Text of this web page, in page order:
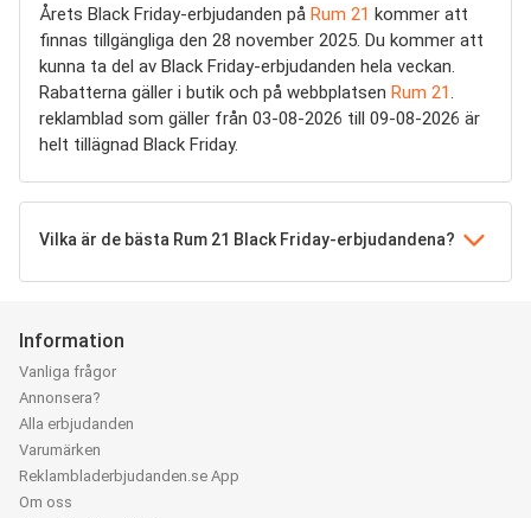
Årets Black Friday-erbjudanden på Rum 21 kommer att
finnas tillgängliga den 28 november 2025. Du kommer att
kunna ta del av Black Friday-erbjudanden hela veckan.
Rabatterna gäller i butik och på webbplatsen Rum 21.
reklamblad som gäller från 03-08-2026 till 09-08-2026 är
helt tillägnad Black Friday.
Vilka är de bästa Rum 21 Black Friday-erbjudandena?
Information
Vanliga frågor
Annonsera?
Alla erbjudanden
Varumärken
Reklambladerbjudanden.se App
Om oss